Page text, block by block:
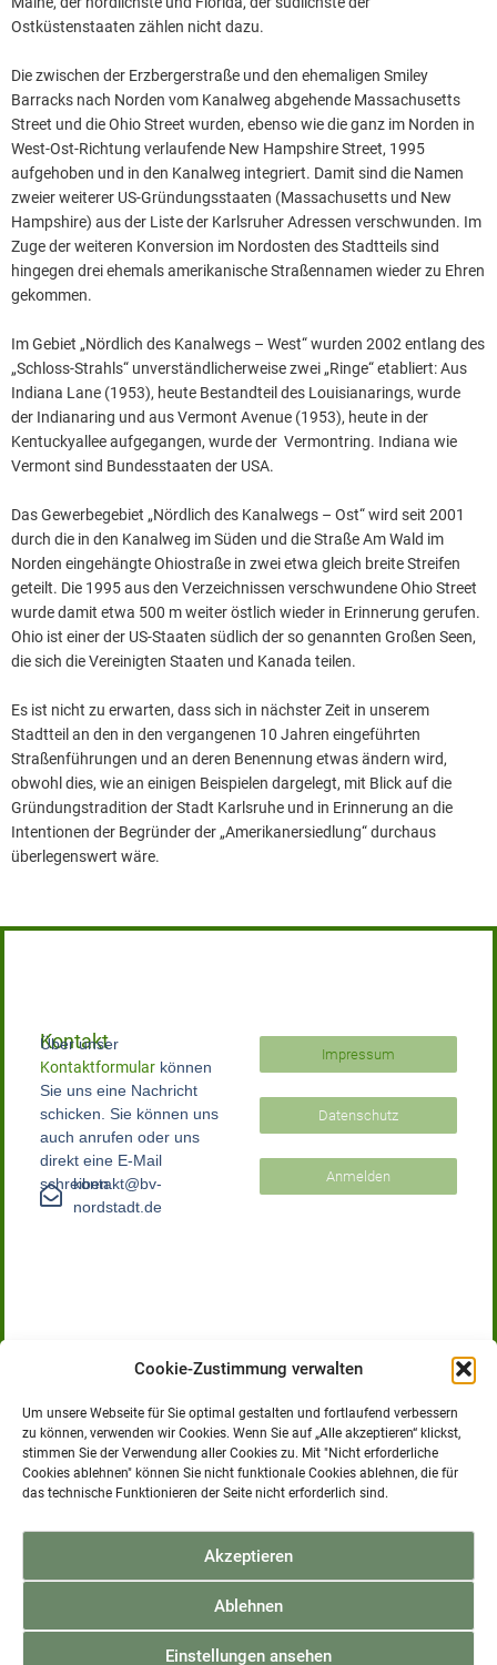
Cookie-Zustimmung verwalten
Um unsere Webseite für Sie optimal gestalten und fortlaufend verbessern
zu können, verwenden wir Cookies. Wenn Sie auf „Alle akzeptieren“ klickst,
stimmen Sie der Verwendung aller Cookies zu. Mit "Nicht erforderliche
Cookies ablehnen" können Sie nicht funktionale Cookies ablehnen, die für
das technische Funktionieren der Seite nicht erforderlich sind.
Akzeptieren
Ablehnen
Einstellungen ansehen
Ostküstenstaaten zählen nicht dazu.
Die zwischen der Erzbergerstraße und den ehemaligen Smiley
Barracks nach Norden vom Kanalweg abgehende Massachusetts
Street und die Ohio Street wurden, ebenso wie die ganz im Norden in
West-Ost-Richtung verlaufende New Hampshire Street, 1995
aufgehoben und in den Kanalweg integriert. Damit sind die Namen
zweier weiterer US-Gründungsstaaten (Massachusetts und New
Hampshire) aus der Liste der Karlsruher Adressen verschwunden. Im
Zuge der weiteren Konversion im Nordosten des Stadtteils sind
hingegen drei ehemals amerikanische Straßennamen wieder zu Ehren
gekommen.
Im Gebiet „Nördlich des Kanalwegs – West“ wurden 2002 entlang des
„Schloss-Strahls“ unverständlicherweise zwei „Ringe“ etabliert: Aus
Indiana Lane (1953), heute Bestandteil des Louisianarings, wurde
der Indianaring und aus Vermont Avenue (1953), heute in der
Kentuckyallee aufgegangen, wurde der Vermontring. Indiana wie
Vermont sind Bundesstaaten der USA.
Das Gewerbegebiet „Nördlich des Kanalwegs – Ost“ wird seit 2001
durch die in den Kanalweg im Süden und die Straße Am Wald im
Norden eingehängte Ohiostraße in zwei etwa gleich breite Streifen
geteilt. Die 1995 aus den Verzeichnissen verschwundene Ohio Street
wurde damit etwa 500 m weiter östlich wieder in Erinnerung gerufen.
Ohio ist einer der US-Staaten südlich der so genannten Großen Seen,
die sich die Vereinigten Staaten und Kanada teilen.
Es ist nicht zu erwarten, dass sich in nächster Zeit in unserem
Stadtteil an den in den vergangenen 10 Jahren eingeführten
Straßenführungen und an deren Benennung etwas ändern wird,
obwohl dies, wie an einigen Beispielen dargelegt, mit Blick auf die
Gründungstradition der Stadt Karlsruhe und in Erinnerung an die
Intentionen der Begründer der „Amerikanersiedlung“ durchaus
überlegenswert wäre.
Bürgerverein Nordstadt e.V.
Der Bürgerverein Nordstadt e.V. versteht sich als Bindeglied
Stadtverwaltung. Wir sehen es als unsere Aufgabe an, sich mit
den Entwicklungen im Stadtteil zu befassen und Fragen und
Anregungen der Bürgerinnen und Bürger mit der
Stadtverwaltung zu klären.
Kontakt
Über unser
Kontaktformular können
Sie uns eine Nachricht
schicken. Sie können uns
auch anrufen oder uns
direkt eine E-Mail
schreiben.
kontakt@bv-
nordstadt.de
Impressum
Datenschutz
Anmelden